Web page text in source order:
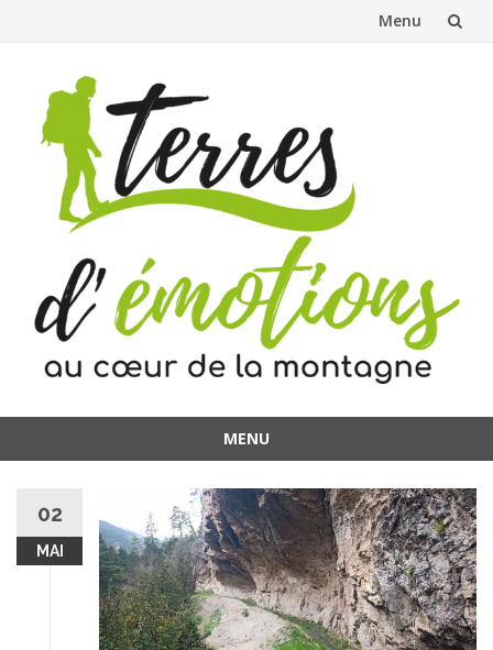
Menu
contenu
MENU
contenu
02
MAI